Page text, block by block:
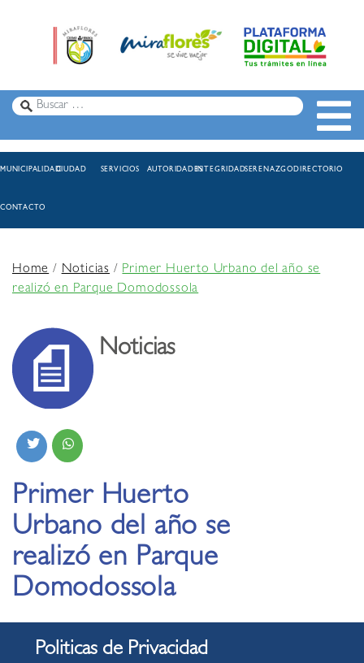
MUNICIPALIDADCIUDAD SERVICIOS AUTORIDADESINTEGRIDADSERENAZGODIRECTORIO
CONTACTO
Home/Noticias /Primer Huerto Urbano del año se
realizó en Parque Domodossola
Noticias
Primer Huerto
Urbano del año se
realizó en Parque
Domodossola
13.01.2022